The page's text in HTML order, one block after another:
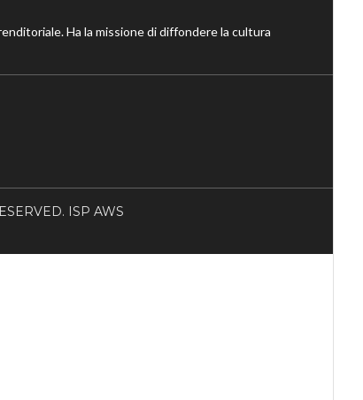
Ha la missione di diffondere la cultura
ISP AWS